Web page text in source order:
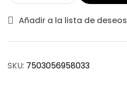
Añadir a la lista de deseos
SKU: 7503056958033